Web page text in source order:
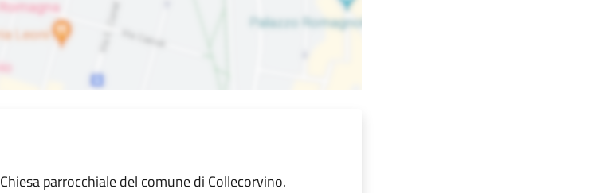
Chiesa parrocchiale del comune di Collecorvino.